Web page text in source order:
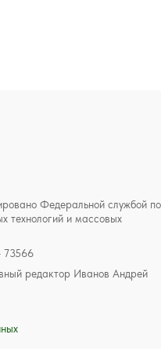
Федеральной службой по
технологий и массовых
73566
редактор Иванов Андрей